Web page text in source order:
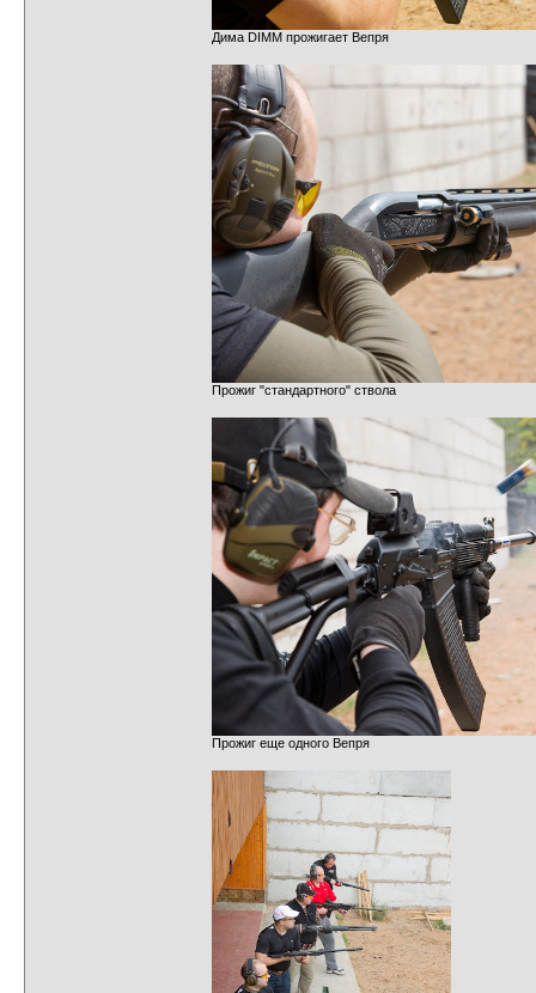
Дима DIMM прожигает Вепря
Прожиг "стандартного" ствола
Прожиг еще одного Вепря